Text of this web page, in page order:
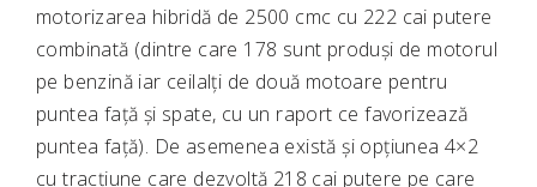
motorizarea hibridă de 2500 cmc cu 222 cai putere
combinată (dintre care 178 sunt produși de motorul
pe benzină iar ceilalți de două motoare pentru
puntea față și spate, cu un raport ce favorizează
puntea față). De asemenea există și opțiunea 4×2
cu tracțiune care dezvoltă 218 cai putere pe care